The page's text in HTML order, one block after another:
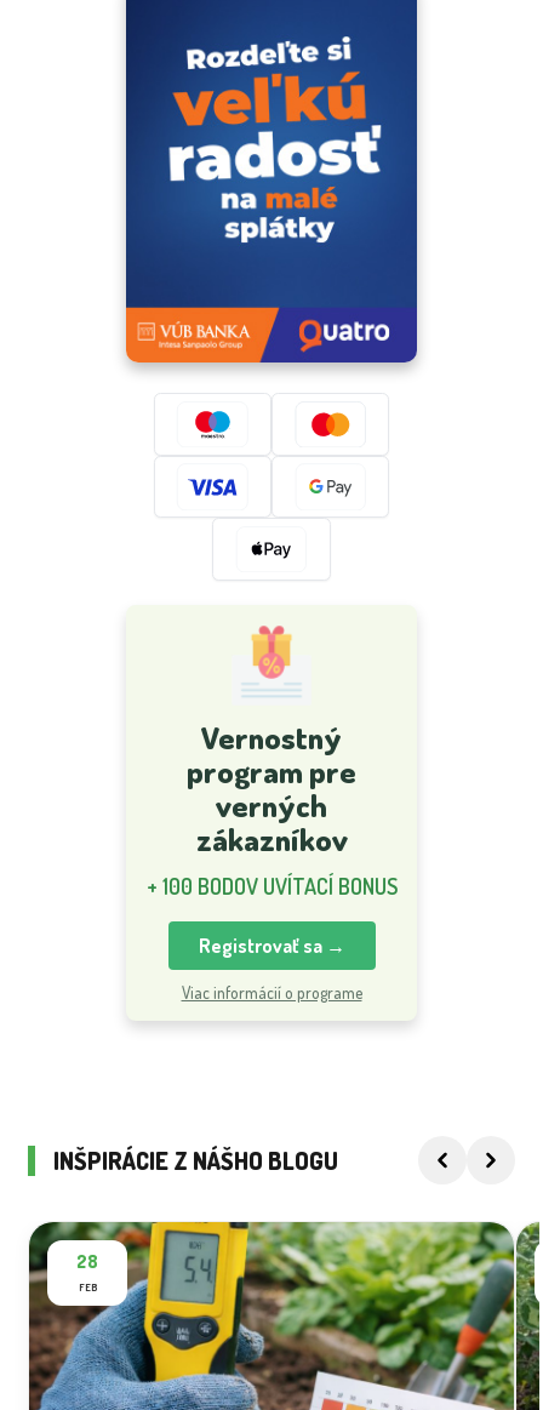
Vernostný
program pre
verných
zákazníkov
+ 100 BODOV UVÍTACÍ BONUS
Registrovať sa →
Viac informácií o programe
INŠPIRÁCIE Z NÁŠHO BLOGU
28
FEB